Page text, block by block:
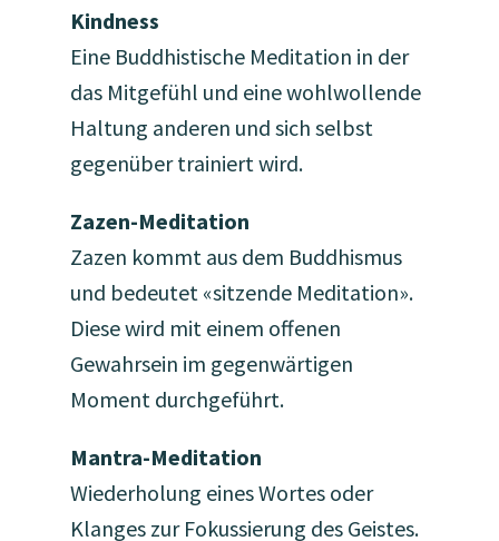
Kindness
Eine Buddhistische Meditation in der
das Mitgefühl und eine wohlwollende
Haltung anderen und sich selbst
gegenüber trainiert wird.
Zazen-Meditation
Zazen kommt aus dem Buddhismus
und bedeutet «sitzende Meditation».
Diese wird mit einem offenen
Gewahrsein im gegenwärtigen
Moment durchgeführt.
Mantra-Meditation
Wiederholung eines Wortes oder
Klanges zur Fokussierung des Geistes.